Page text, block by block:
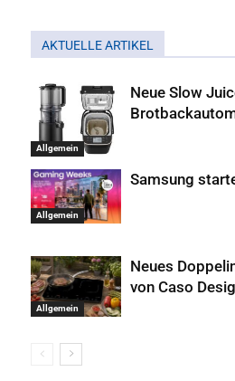
AKTUELLE ARTIKEL
Allgemein
Neue Slow
Allgemein
Samsung
Allgemein
Neues
von Caso